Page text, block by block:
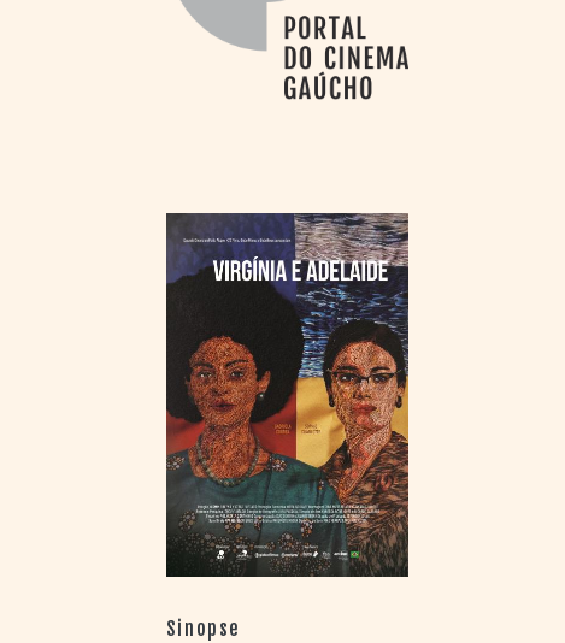
> BIBLIOTECA
ROMEU GRIMALDI
PORTAL DO
> APRESENTAÇÃO
> BUSCA AVANÇADA
> LISTA DE FILMES
> FILMOGRAFIAS DE
CINEASTAS
> DISCOGRAFIAS
> BIBLIOGRAFIAS
Sinopse